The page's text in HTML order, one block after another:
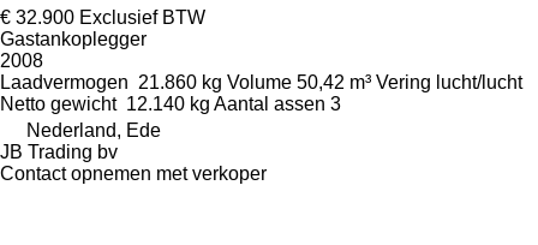
€ 32.900 Exclusief BTW
Gastankoplegger
2008
Laadvermogen 21.860 kg Volume 50,42 m³ Vering lucht/lucht
Netto gewicht 12.140 kg Aantal assen 3
Nederland, Ede
JB Trading bv
Contact opnemen met verkoper